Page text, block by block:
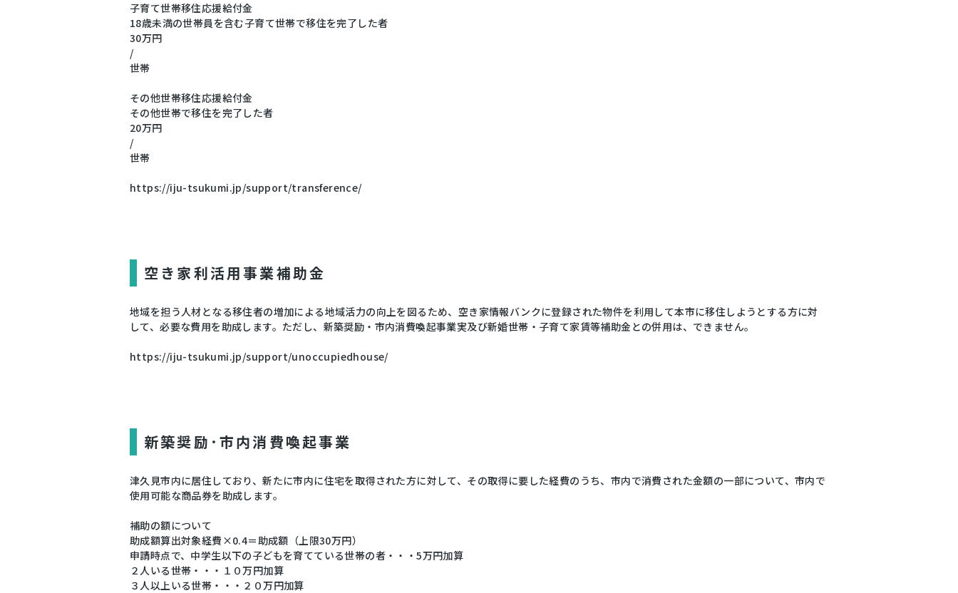
子育て世帯移住応援給付金
18歳未満の世帯員を含む子育て世帯で移住を完了した者
30万円
/
世帯
その他世帯移住応援給付金
その他世帯で移住を完了した者
20万円
/
世帯
https://iju-tsukumi.jp/support/transference/
空き家利活用事業補助金
地域を担う人材となる移住者の増加による地域活力の向上を図るため、空き家情報バンクに登録された物件を利用して本市に移住しようとする方に対
して、必要な費用を助成します。ただし、新築奨励・市内消費喚起事業実及び新婚世帯・子育て家賃等補助金との併用は、できません。
https://iju-tsukumi.jp/support/unoccupiedhouse/
新築奨励･市内消費喚起事業
津久見市内に居住しており、新たに市内に住宅を取得された方に対して、その取得に要した経費のうち、市内で消費された金額の一部について、市内で
使用可能な商品券を助成します。
補助の額について
助成額算出対象経費×0.4＝助成額（上限30万円）
申請時点で、中学生以下の子どもを育てている世帯の者・・・5万円加算
２人いる世帯・・・１０万円加算
３人以上いる世帯・・・２０万円加算